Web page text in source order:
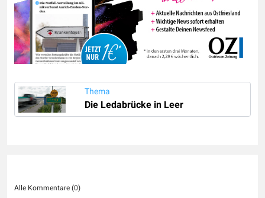
Thema
Die Ledabrücke in Leer
Alle Kommentare (0)